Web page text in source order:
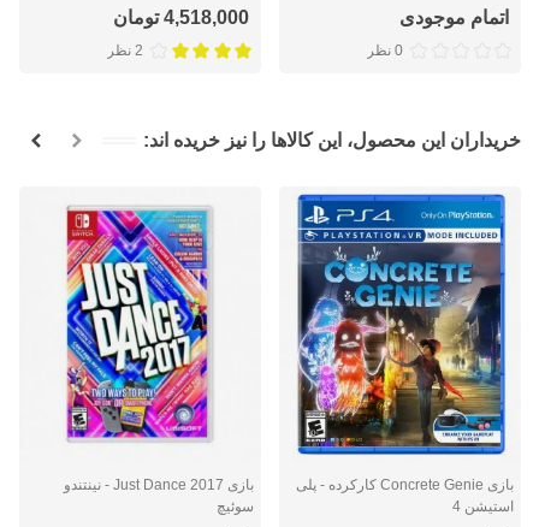
اتمام موجودی
0 نظر
4,518,000 تومان
2 نظر
خریداران این محصول، این کالاها را نیز خریده اند:
بازی Concrete Genie کارکرده - پلی
استیشن 4
بازی Just Dance 2017 - نینتندو
سوئیچ